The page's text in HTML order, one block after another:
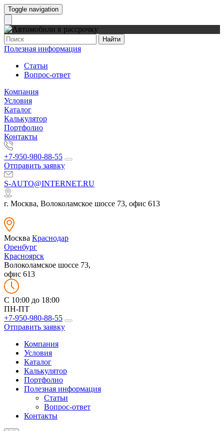
Toggle navigation
Найти
Полезная информация
Статьи
Вопрос-ответ
Компания
Условия
Каталог
Калькулятор
Портфолио
Контакты
+7-950-980-88-55
Отправить заявку
S-AUTO@INTERNET.RU
г. Москва, Волоколамское шоссе 73, офис 613
Москва Краснодар
Оренбург
Красноярск
Волоколамское шоссе 73,
офис 613
C 10:00 до 18:00
ПН-ПТ
+7-950-980-88-55
Отправить заявку
Компания
Условия
Каталог
Калькулятор
Портфолио
Полезная информация
Статьи
Вопрос-ответ
Контакты